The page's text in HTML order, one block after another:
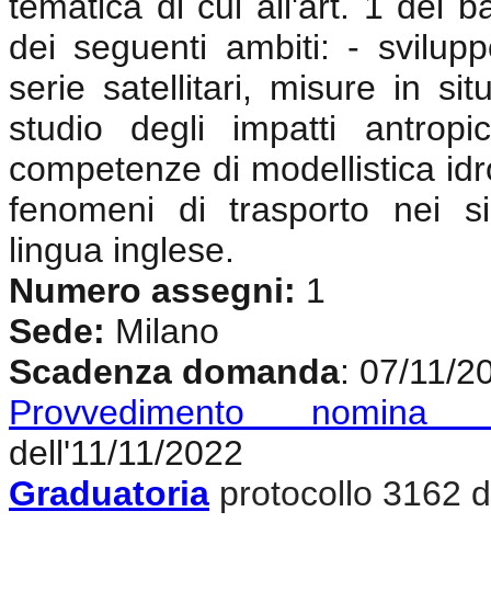
dei seguenti ambiti: -
serie satellitari, misure in
studio degli impatti
competenze di modellistica
fenomeni di trasporto nei
lingua inglese.
Numero assegni: 1
Sede: Milano
Scadenza domanda: 07/11/
Provvedimento nomina
dell'11/11/2022
Graduatoria protocollo 3162